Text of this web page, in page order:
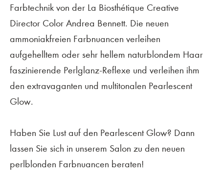
Farbtechnik von der La Biosthétique Creative
Director Color Andrea Bennett. Die neuen
ammoniakfreien Farbnuancen verleihen
aufgehelltem oder sehr hellem naturblondem Haar
faszinierende Perlglanz-Reflexe und verleihen ihm
den extravaganten und multitonalen Pearlescent
Glow.
Haben Sie Lust auf den Pearlescent Glow? Dann
lassen Sie sich in unserem Salon zu den neuen
perlblonden Farbnuancen beraten!